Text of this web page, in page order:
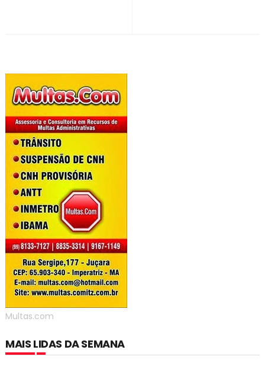
Multas.com
MAIS LIDAS DA SEMANA